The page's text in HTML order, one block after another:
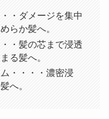
・ダメージを集中
らか髪へ。
・髪の芯まで浸透
る髪へ。
・・・・濃密浸
へ。